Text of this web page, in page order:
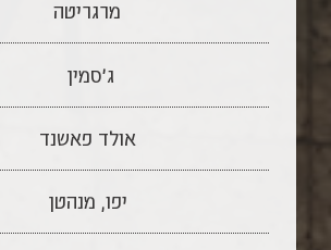
מרגריטה
ג׳סמין
אולד פאשנד
יפו, מנהטן